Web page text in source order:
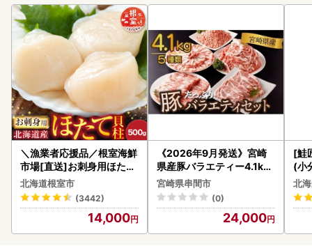
＼漁業者応援品／根室海鮮
市場[直送]お刺身用ほたて
貝柱500g A-28002
北海道根室市
(3442)
14,000
《2026年9月発送》宮崎
県産豚バラエティー4.1kg
セット_K033-057-2609
宮崎県串間市
(0)
24,000
[鮭
(小
5
北